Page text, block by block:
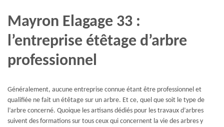
Mayron Elagage 33 :
l’entreprise étêtage d’arbre
professionnel
Généralement, aucune entreprise connue étant être professionnel et
qualifiée ne fait un étêtage sur un arbre. Et ce, quel que soit le type de
l’arbre concerné. Quoique les artisans dédiés pour les travaux d’arbres
suivent des formations sur tous ceux qui concernent la vie des arbres y